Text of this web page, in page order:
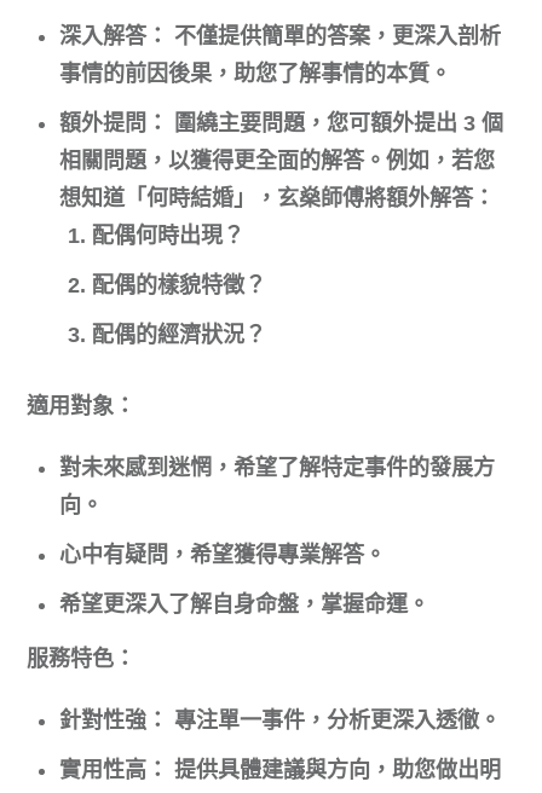
深入解答：
不僅提供簡單的答案，更深入剖析
事情的前因後果，助您了解事情的本質。
額外提問：
圍繞主要問題，您可額外提出 3 個
相關問題，以獲得更全面的解答。例如，若您
想知道「何時結婚」，玄燊師傅將額外解答：
配偶何時出現？
配偶的樣貌特徵？
配偶的經濟狀況？
適用對象：
對未來感到迷惘，希望了解特定事件的發展方
向。
心中有疑問，希望獲得專業解答。
希望更深入了解自身命盤，掌握命運。
服務特色：
針對性強： 專注單一事件，分析更深入透徹。
實用性高： 提供具體建議與方向，助您做出明